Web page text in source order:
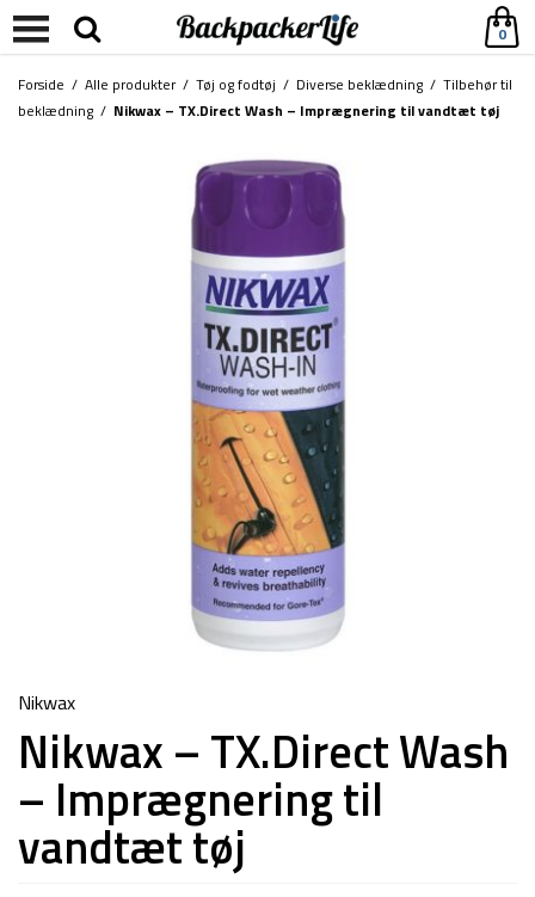
0
Forside / Alle produkter/ Tøj og fodtøj / Diverse beklædning / Tilbehør til
beklædning / Nikwax – TX.Direct Wash – Imprægnering til vandtæt tøj
Nikwax
Nikwax – TX.Direct Wash
– Imprægnering til
vandtæt tøj